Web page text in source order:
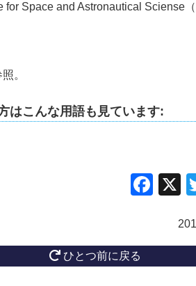
for Space and Astronautical Sciense
。
はこんな用語も見ています:
ひとつ前に戻る